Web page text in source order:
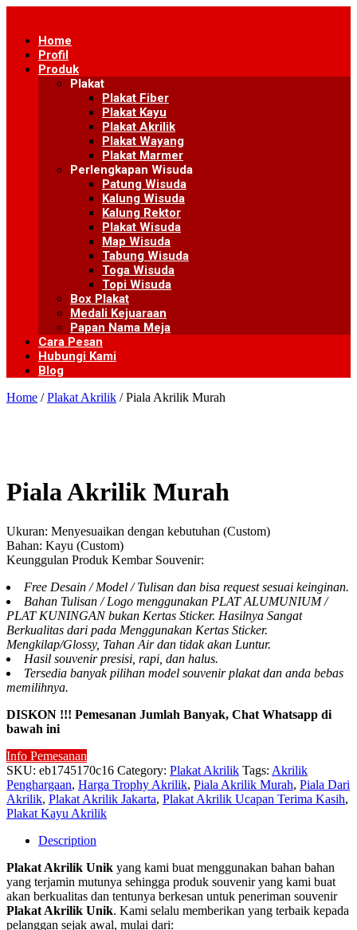
contentHome
Profil
Produk
Plakat
Plakat Fiber
Plakat Kayu
Plakat Akrilik
Plakat Wayang
Plakat Marmer
Perlengkapan Wisuda
Patung Wisuda
Kalung Wisuda
Kalung Rektor
Plakat Wisuda
Map Wisuda
Tabung Wisuda
Toga Wisuda
Topi Wisuda
Box Plakat
Medali Kejuaraan
Papan Nama Meja
Cara Pesan
Hubungi Kami
Blog
Home /Plakat Akrilik / Piala Akrilik Murah
Piala Akrilik Murah
Ukuran: Menyesuaikan dengan kebutuhan (Custom)
Bahan: Kayu (Custom)
Keunggulan Produk Kembar Souvenir:
Free Desain / Model / Tulisan dan bisa request sesuai keinginan.
Bahan Tulisan / Logo menggunakan PLAT ALUMUNIUM /
PLAT KUNINGAN bukan Kertas Sticker. Hasilnya Sangat
Berkualitas dari pada Menggunakan Kertas Sticker.
Mengkilap/Glossy, Tahan Air dan tidak akan Luntur.
Hasil souvenir presisi, rapi, dan halus.
Tersedia banyak pilihan model souvenir plakat dan anda bebas
memilihnya.
DISKON !!! Pemesanan Jumlah Banyak, Chat Whatsapp di
bawah ini
Info Pemesanan
SKU: eb1745170c16 Category: Plakat Akrilik Tags: Akrilik
Penghargaan, Harga Trophy Akrilik, Piala Akrilik Murah, Piala Dari
Akrilik, Plakat Akrilik Jakarta, Plakat Akrilik Ucapan Terima Kasih,
Plakat Kayu Akrilik
Description
Plakat Akrilik Unik yang kami buat menggunakan bahan bahan
yang terjamin mutunya sehingga produk souvenir yang kami buat
akan berkualitas dan tentunya berkesan untuk peneriman souvenir
Plakat Akrilik Unik. Kami selalu memberikan yang terbaik kepada
pelanggan sejak awal, mulai dari: